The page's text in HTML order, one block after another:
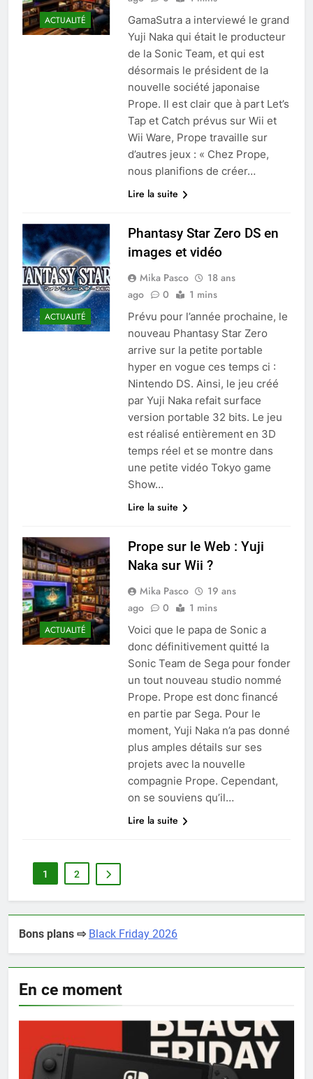
ACTUALITÉ
GamaSutra a interviewé le grand
Yuji Naka qui était le producteur
de la Sonic Team, et qui est
désormais le président de la
nouvelle société japonaise
Prope. Il est clair que à part Let’s
Tap et Catch prévus sur Wii et
Wii Ware, Prope travaille sur
d’autres jeux : « Chez Prope,
nous planifions de créer…
Lire la suite
ACTUALITÉ
Phantasy Star Zero DS en
images et vidéo
Mika Pasco
18 ans
ago
0 1 mins
Prévu pour l’année prochaine, le
nouveau Phantasy Star Zero
arrive sur la petite portable
hyper en vogue ces temps ci :
Nintendo DS. Ainsi, le jeu créé
par Yuji Naka refait surface
version portable 32 bits. Le jeu
est réalisé entièrement en 3D
temps réel et se montre dans
une petite vidéo Tokyo game
Show…
Lire la suite
ACTUALITÉ
Prope sur le Web : Yuji
Naka sur Wii ?
Mika Pasco
19 ans
ago
0 1 mins
Voici que le papa de Sonic a
donc définitivement quitté la
Sonic Team de Sega pour fonder
un tout nouveau studio nommé
Prope. Prope est donc financé
en partie par Sega. Pour le
moment, Yuji Naka n’a pas donné
plus amples détails sur ses
projets avec la nouvelle
compagnie Prope. Cependant,
on se souviens qu’il…
Lire la suite
1 2
Bons plans ⇨ Black Friday 2026
En ce moment